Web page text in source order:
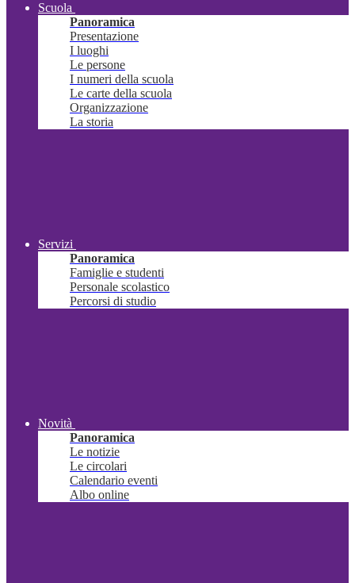
Scuola
Panoramica
Presentazione
I luoghi
Le persone
I numeri della scuola
Le carte della scuola
Organizzazione
La storia
Servizi
Panoramica
Famiglie e studenti
Personale scolastico
Percorsi di studio
Novità
Panoramica
Le notizie
Le circolari
Calendario eventi
Albo online